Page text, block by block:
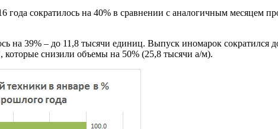
года сократилось на 40% в сравнении с аналогичным месяцем
на 39% – до 11,8 тысячи единиц. Выпуск иномарок
снизили объемы на 50% (25,8 тысячи а/м).